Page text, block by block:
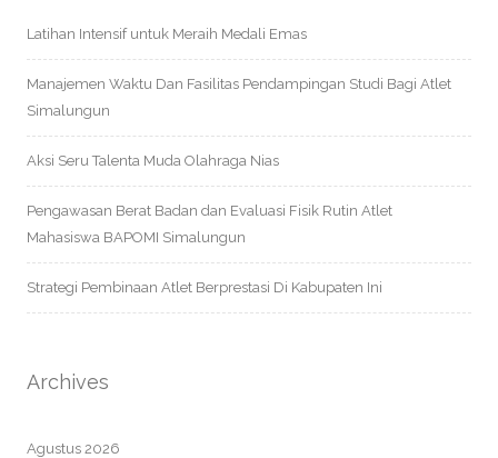
Latihan Intensif untuk Meraih Medali Emas
Manajemen Waktu Dan Fasilitas Pendampingan Studi Bagi Atlet
Simalungun
Aksi Seru Talenta Muda Olahraga Nias
Pengawasan Berat Badan dan Evaluasi Fisik Rutin Atlet
Mahasiswa BAPOMI Simalungun
Strategi Pembinaan Atlet Berprestasi Di Kabupaten Ini
Archives
Agustus 2026